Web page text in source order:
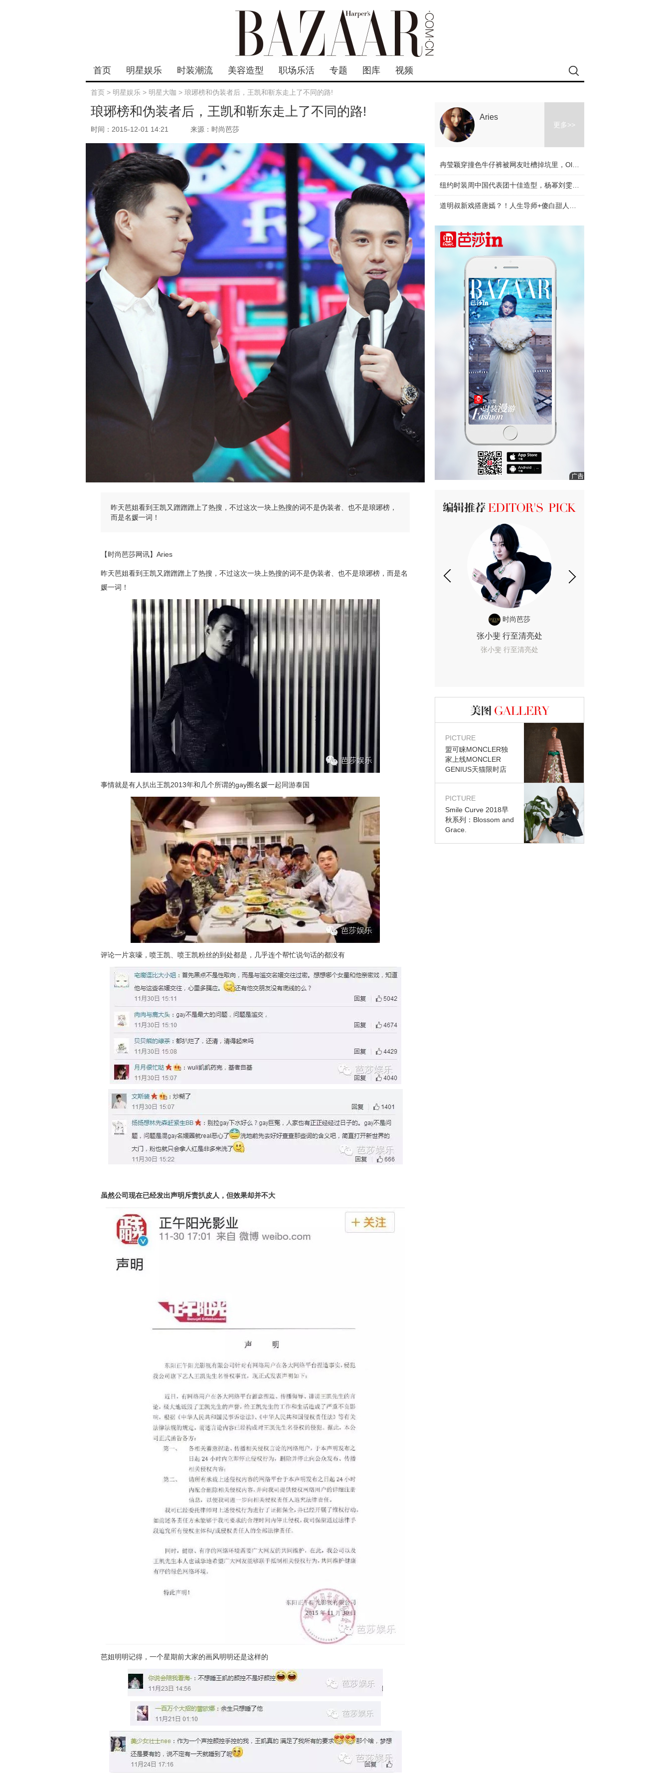
首页 明星娱乐 时装潮流 美容造型 职场乐活 专题 图库 视频
首页 > 明星娱乐 > 明星大咖 > 琅琊榜和伪装者后，王凯和靳东走上了不同的路!
琅琊榜和伪装者后，王凯和靳东走上了不同的路!
时间：2015-12-01 14:21 来源：时尚芭莎
昨天芭姐看到王凯又蹭蹭蹭上了热搜，不过这次一块上热搜的词不是伪装者、也不是琅琊榜，
而是名媛一词！
【时尚芭莎网讯】Aries
昨天芭姐看到王凯又蹭蹭蹭上了热搜，不过这次一块上热搜的词不是伪装者、也不是琅琊榜，而是名
媛一词！
事情就是有人扒出王凯2013年和几个所谓的gay圈名媛一起同游泰国
评论一片哀嚎，喷王凯、喷王凯粉丝的到处都是，几乎连个帮忙说句话的都没有
虽然公司现在已经发出声明斥责扒皮人，但效果却并不大
芭姐明明记得，一个星期前大家的画风明明还是这样的
Aries
更多>>
时尚芭莎
张小斐 行至清亮处
张小斐 行至清亮处
图库
PICTURE
盟可睐MONCLER独
家上线MONCLER
GENIUS天猫限时店
PICTURE
Smile Curve 2018早
秋系列：Blossom and
Grace.